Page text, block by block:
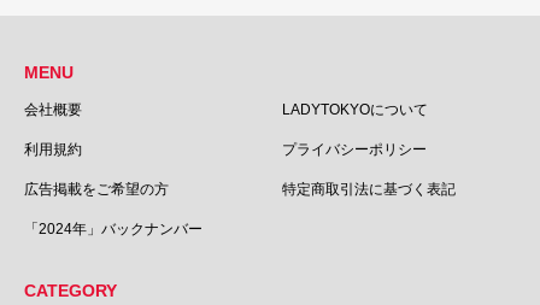
MENU
会社概要 LADYTOKYOについて
利用規約 プライバシーポリシー
広告掲載をご希望の方 特定商取引法に基づく表記
「2024年」バックナンバー
CATEGORY